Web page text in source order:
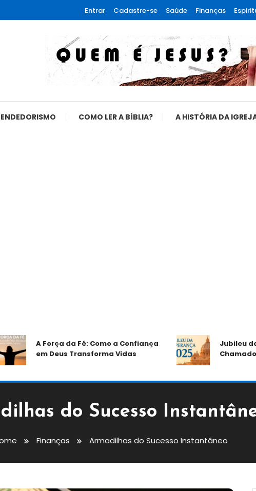
Entrar Cadastre-se Saúde Finanças
COMO LER A BÍBLIA? A HISTÓRIA DA
A Força da Fé: Como a Confiança
em Deus Transforma Vidas
Jubileu da
Chamado à
do Sucesso
Finanças Armadilhas do Sucesso Instantâneo